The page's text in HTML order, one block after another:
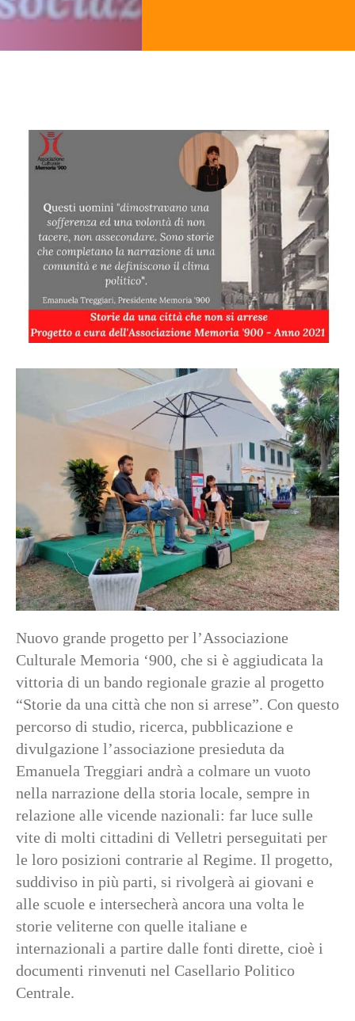
Nuovo grande progetto per l’Associazione
Culturale Memoria ‘900, che si è aggiudicata la
vittoria di un bando regionale grazie al progetto
“Storie da una città che non si arrese”. Con questo
percorso di studio, ricerca, pubblicazione e
divulgazione l’associazione presieduta da
Emanuela Treggiari andrà a colmare un vuoto
nella narrazione della storia locale, sempre in
relazione alle vicende nazionali: far luce sulle
vite di molti cittadini di Velletri perseguitati per
le loro posizioni contrarie al Regime. Il progetto,
suddiviso in più parti, si rivolgerà ai giovani e
alle scuole e intersecherà ancora una volta le
storie veliterne con quelle italiane e
internazionali a partire dalle fonti dirette, cioè i
documenti rinvenuti nel Casellario Politico
Centrale.